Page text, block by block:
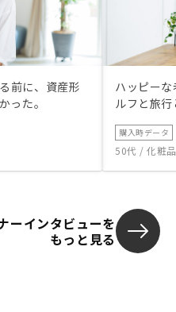
前に、資産形
った。
ハッピー
ルフと旅
購入時データ
50代 / 化粧
ーインタビューを
もっと見る